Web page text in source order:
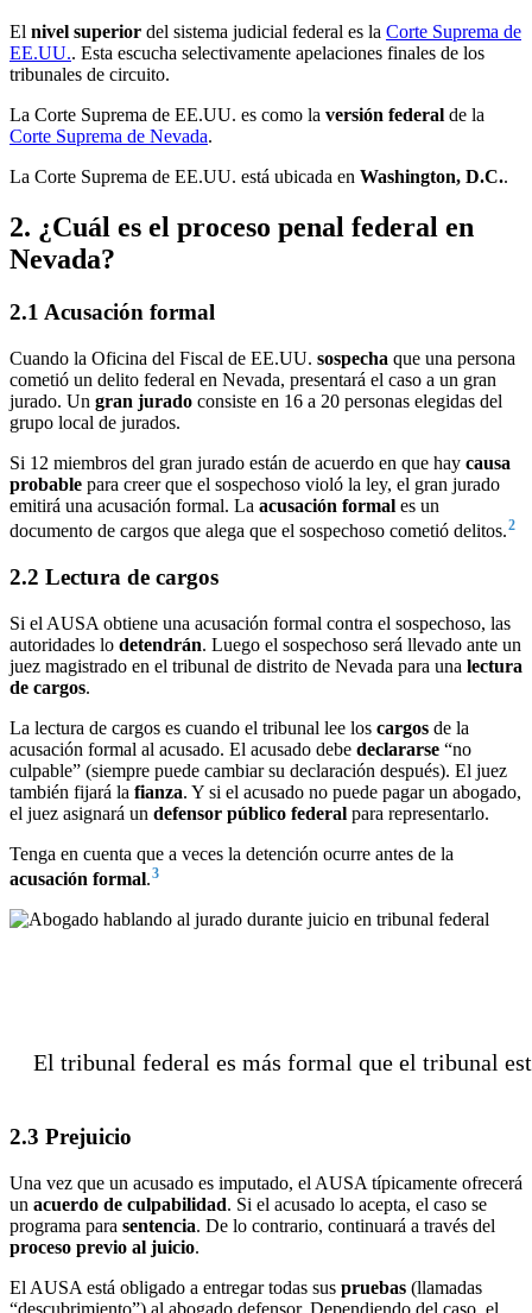
El nivel superior del sistema judicial federal es la Corte Suprema de
EE.UU.. Esta escucha selectivamente apelaciones finales de los
tribunales de circuito.
La Corte Suprema de EE.UU. es como la versión federal de la
Corte Suprema de Nevada.
La Corte Suprema de EE.UU. está ubicada en Washington, D.C..
2. ¿Cuál es el proceso penal federal en
Nevada?
2.1 Acusación formal
Cuando la Oficina del Fiscal de EE.UU. sospecha que una persona
cometió un delito federal en Nevada, presentará el caso a un gran
jurado. Un gran jurado consiste en 16 a 20 personas elegidas del
grupo local de jurados.
Si 12 miembros del gran jurado están de acuerdo en que hay causa
probable para creer que el sospechoso violó la ley, el gran jurado
emitirá una acusación formal. La acusación formal es un
documento de cargos que alega que el sospechoso cometió delitos.2
2.2 Lectura de cargos
Si el AUSA obtiene una acusación formal contra el sospechoso, las
autoridades lo detendrán. Luego el sospechoso será llevado ante un
juez magistrado en el tribunal de distrito de Nevada para una lectura
de cargos.
La lectura de cargos es cuando el tribunal lee los cargos de la
acusación formal al acusado. El acusado debe declararse “no
culpable” (siempre puede cambiar su declaración después). El juez
también fijará la fianza. Y si el acusado no puede pagar un abogado,
el juez asignará un defensor público federal para representarlo.
Tenga en cuenta que a veces la detención ocurre antes de la
acusación formal.3
El tribunal federal es más formal que el tribunal
2.3 Prejuicio
Una vez que un acusado es imputado, el AUSA típicamente ofrecerá
un acuerdo de culpabilidad. Si el acusado lo acepta, el caso se
programa para sentencia. De lo contrario, continuará a través del
proceso previo al juicio.
El AUSA está obligado a entregar todas sus pruebas (llamadas
“descubrimiento”) al abogado defensor. Dependiendo del caso, el